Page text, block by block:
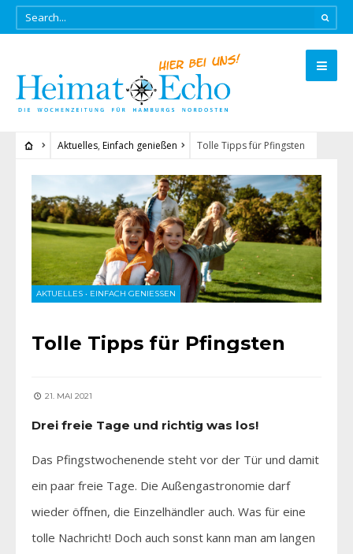
Aktuelles, Einfach genießen Tolle Tipps für Pfingsten
AKTUELLES • EINFACH GENIESSEN
Tolle Tipps für Pfingsten
21. MAI 2021
Drei freie Tage und richtig was los!
Das Pfingstwochenende steht vor der Tür und damit
ein paar freie Tage. Die Außengastronomie darf
wieder öffnen, die Einzelhändler auch. Was für eine
tolle Nachricht! Doch auch sonst kann man am langen